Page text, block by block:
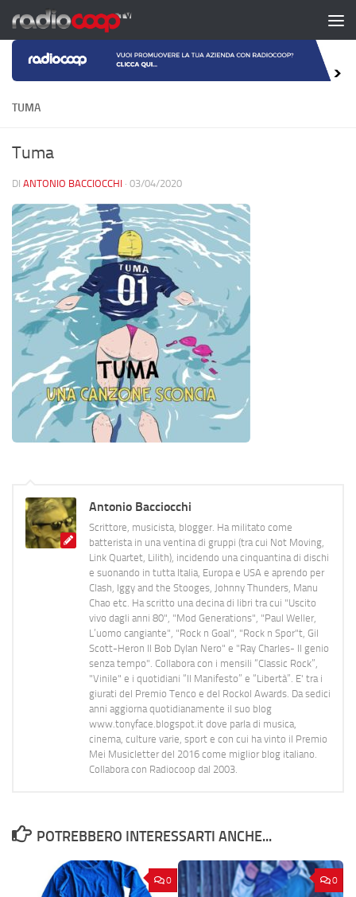
Salta al contenuto
TUMA
Tuma
DI ANTONIO BACCIOCCHI · 03/04/2020
Antonio Bacciocchi
Scrittore, musicista, blogger. Ha militato come
batterista in una ventina di gruppi (tra cui Not Moving,
Link Quartet, Lilith), incidendo una cinquantina di dischi
e suonando in tutta Italia, Europa e USA e aprendo per
Clash, Iggy and the Stooges, Johnny Thunders, Manu
Chao etc. Ha scritto una decina di libri tra cui "Uscito
vivo dagli anni 80", "Mod Generations", "Paul Weller,
L’uomo cangiante", "Rock n Goal", "Rock n Spor"t, Gil
Scott-Heron Il Bob Dylan Nero" e "Ray Charles- Il genio
senza tempo". Collabora con i mensili “Classic Rock”,
"Vinile" e i quotidiani “Il Manifesto” e “Libertà”. E' tra i
giurati del Premio Tenco e del Rockol Awards. Da sedici
anni aggiorna quotidianamente il suo blog
www.tonyface.blogspot.it dove parla di musica,
cinema, culture varie, sport e con cui ha vinto il Premio
Mei Musicletter del 2016 come miglior blog italiano.
Collabora con Radiocoop dal 2003.
POTREBBERO INTERESSARTI ANCHE...
0 0